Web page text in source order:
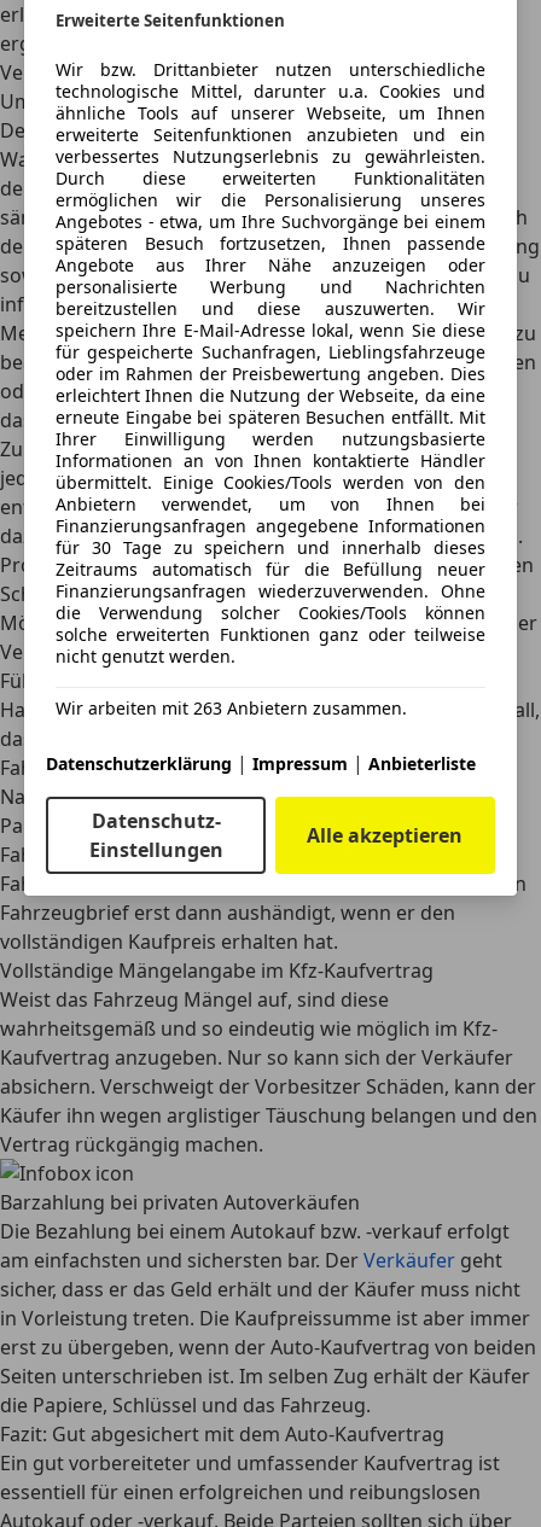
Erweiterte Seitenfunktionen
Wir bzw. Drittanbieter nutzen unterschiedliche
technologische Mittel, darunter u.a. Cookies und
ähnliche Tools auf unserer Webseite, um Ihnen
erweiterte Seitenfunktionen anzubieten und ein
verbessertes Nutzungserlebnis zu gewährleisten.
Durch diese erweiterten Funktionalitäten
ermöglichen wir die Personalisierung unseres
Angebotes - etwa, um Ihre Suchvorgänge bei einem
späteren Besuch fortzusetzen, Ihnen passende
Angebote aus Ihrer Nähe anzuzeigen oder
personalisierte Werbung und Nachrichten
bereitzustellen und diese auszuwerten. Wir
speichern Ihre E-Mail-Adresse lokal, wenn Sie diese
für gespeicherte Suchanfragen, Lieblingsfahrzeuge
oder im Rahmen der Preisbewertung angeben. Dies
erleichtert Ihnen die Nutzung der Webseite, da eine
erneute Eingabe bei späteren Besuchen entfällt. Mit
Ihrer Einwilligung werden nutzungsbasierte
Informationen an von Ihnen kontaktierte Händler
übermittelt. Einige Cookies/Tools werden von den
Anbietern verwendet, um von Ihnen bei
Finanzierungsanfragen angegebene Informationen
für 30 Tage zu speichern und innerhalb dieses
Zeitraums automatisch für die Befüllung neuer
Finanzierungsanfragen wiederzuverwenden. Ohne
die Verwendung solcher Cookies/Tools können
solche erweiterten Funktionen ganz oder teilweise
nicht genutzt werden.
Wir arbeiten mit 263 Anbietern zusammen.
Datenschutzerklärung | Impressum | Anbieterliste
Datenschutz-
Einstellungen
Alle akzeptieren
erläutern wir die wesentlichen Maßnahmen, die du
ergreifen solltest, um einen sicheren und reibungslosen
Verkaufsprozess zu gewährleisten.
Ummeldung – wichtige Schritte für Autoverkäufer
Der Verkäufer sollte darauf achten, dass der Käufer den
Wagen bei Übergabe direkt ummeldet . Ansonsten läuft
der ehemalige Besitzer Gefahr, dass er weiterhin für
sämtliche eventuelle Schäden oder Verkehrsdelikte durch
den Käufer haftet. Es ist empfehlenswert, die Versicherung
sowie die Zulassungsstelle über den Verkauf des Autos zu
informieren.
Meldet der Verkäufer das Auto vor der Übergabe ab, ist zu
beachten, dass es nicht mehr im öffentlichen Raum stehen
oder bewegt werden darf. Eine andere Möglichkeit ist,
dass Käufer und Verkäufer gemeinsam das Auto bei der
Zulassungsstelle ummelden. Der Verkäufer kann sich
jedoch alternativ absichern, indem er mit einem
entsprechenden
Passus im Auto-Kaufvertragden Käufer
dazu verpflichtet, das Fahrzeug umgehend umzumelden.
Probefahrt vor dem Autokauf: Absicherung vor möglichen
Schäden
Möchte der Käufer eine Probefahrt machen, sollte sich der
Verkäufer einenPfandgegenstand
, wie zum Beispiel den
Führerschein, geben lassen. Zudem ist es sinnvoll, eine
Haftungsvereinbarung schriftlich aufzusetzen, für den Fall,
dass es während der Probefahrt zu Schäden kommt.
Fahrzeugübergabe und Zahlung beim Autokauf
Nach Unterzeichnung des Kaufvertrags von beiden
Parteien übergibt der Verkäufer an den Käufer das
Fahrzeug sowie die Schlüssel und die zugehörigen
Fahrzeugpapiere. Wichtig ist, dass der Autoverkäufer
den
Fahrzeugbrief erst dann aushändigt, wenn er den
vollständigen Kaufpreis erhalten hat.
Vollständige Mängelangabe im Kfz-Kaufvertrag
Weist das Fahrzeug Mängel auf, sind diese
wahrheitsgemäß und so eindeutig wie möglich im Kfz-
Kaufvertrag anzugeben. Nur so kann sich der Verkäufer
absichern. Verschweigt der Vorbesitzer Schäden, kann der
Käufer ihn wegen arglistiger Täuschung belangen und den
Vertrag rückgängig machen.
Barzahlung bei privaten Autoverkäufen
Die Bezahlung bei einem Autokauf bzw. -verkauf erfolgt
am einfachsten und sichersten bar. DerVerkäufer geht
sicher, dass er das Geld erhält und der Käufer muss nicht
in Vorleistung treten. Die Kaufpreissumme ist aber immer
erst zu übergeben, wenn der Auto-Kaufvertrag von beiden
Seiten unterschrieben ist. Im selben Zug erhält der Käufer
die Papiere, Schlüssel und das Fahrzeug.
Fazit: Gut abgesichert mit dem Auto-Kaufvertrag
Ein gut vorbereiteter und umfassender Kaufvertrag ist
essentiell für einen erfolgreichen und reibungslosen
Autokauf oder -verkauf. Beide Parteien sollten sich über